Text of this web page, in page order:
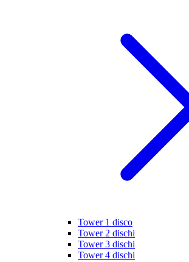
Tower 1 disco
Tower 2 dischi
Tower 3 dischi
Tower 4 dischi